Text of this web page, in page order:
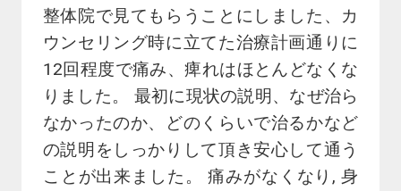
整体院で見てもらうことにしました、カ
ウンセリング時に立てた治療計画通りに
12回程度で痛み、痺れはほとんどなくな
りました。 最初に現状の説明、なぜ治ら
なかったのか、どのくらいで治るかなど
の説明をしっかりして頂き安心して通う
ことが出来ました。 痛みがなくなり, 身